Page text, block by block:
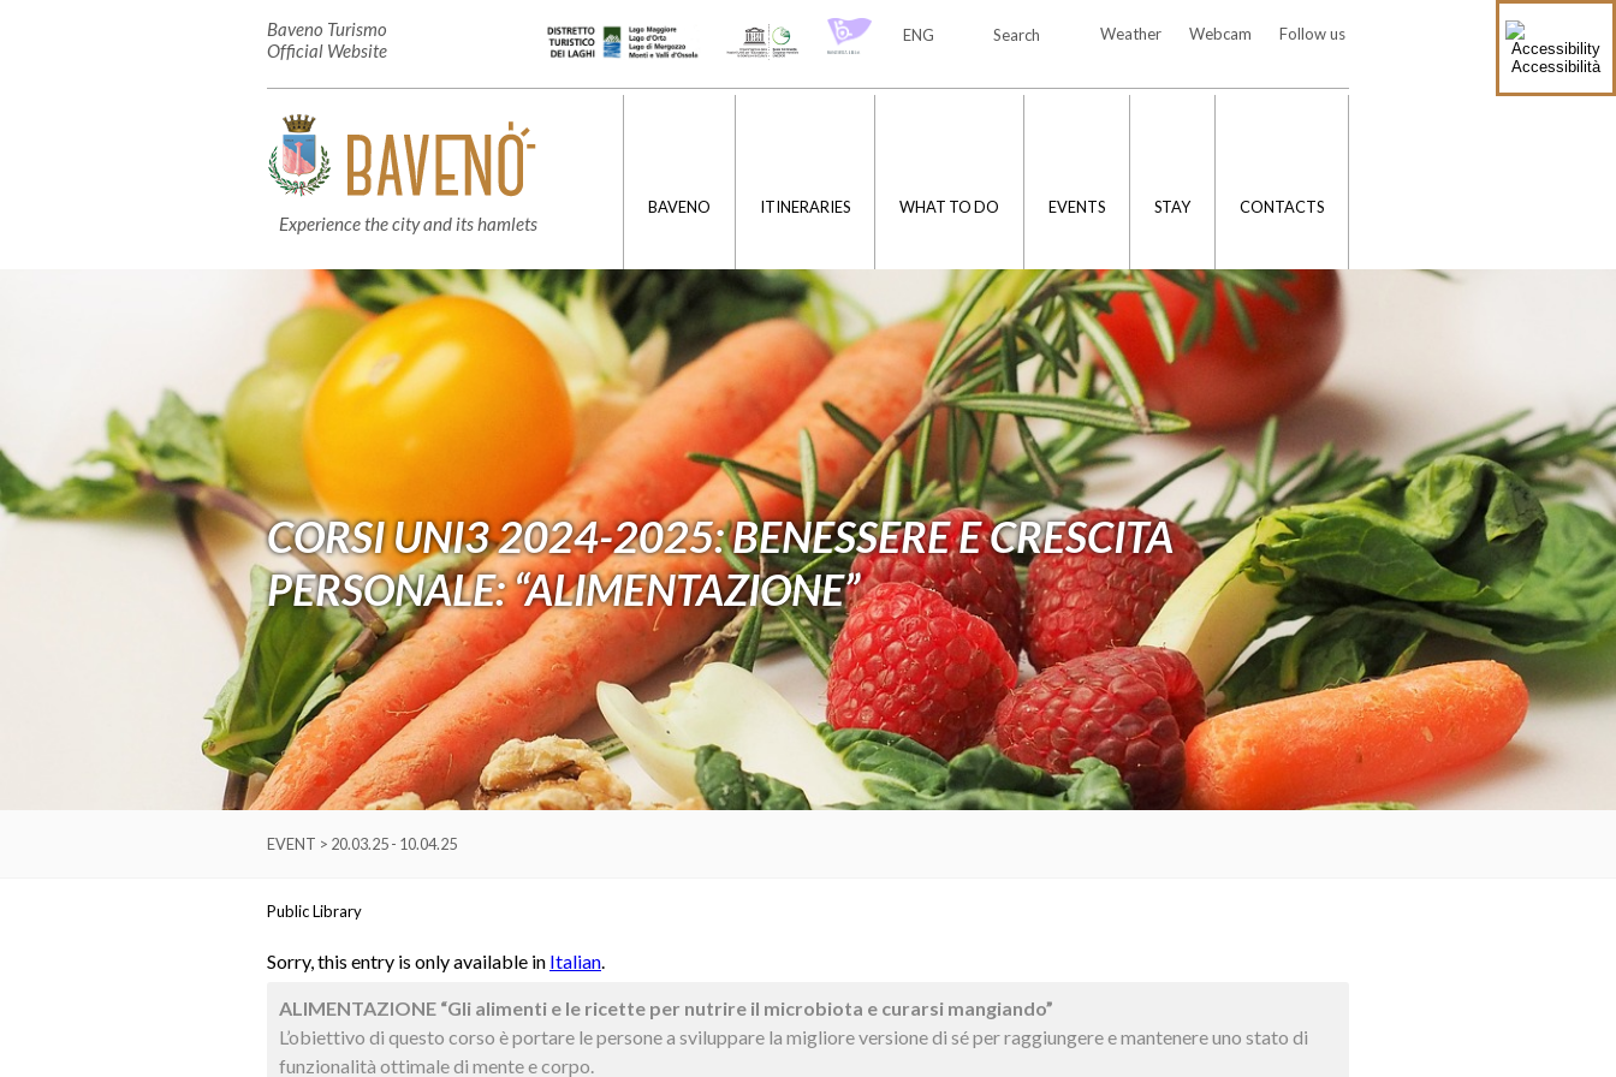
Accessibilità
Baveno Turismo
Official Website
Follow us
Webcam
Weather
Search
ENG
Experience the city and its hamlets
BAVENO ITINERARIES WHAT TO DO EVENTS STAY CONTACTS
CORSI UNI3 2024-2025: BENESSERE E CRESCITA
PERSONALE: “ALIMENTAZIONE”
EVENT > 20.03.25 - 10.04.25
Public Library
Sorry, this entry is only available in Italian.
ALIMENTAZIONE “Gli alimenti e le ricette per nutrire il microbiota e curarsi mangiando”
L’obiettivo di questo corso è portare le persone a sviluppare la migliore versione di sé per raggiungere e mantenere uno stato di
funzionalità ottimale di mente e corpo.